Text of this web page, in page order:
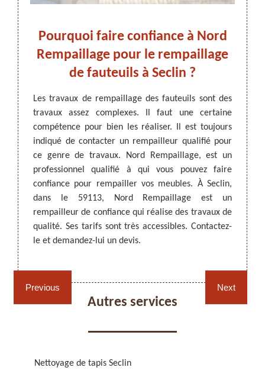
ARTISAN DEZITTER , REMPAILLAGE -
CANNAGE - RECOLLAGE, 59 NORD
chaises et sièges 59
Cannage fauteuil, chaises
et sièges 59
Previous
Des
les
pour
a la
alors
vous
Pourquoi faire confiance à Nord
Rempaillage pour le rempaillage
de fauteuils à Seclin ?
Les travaux de rempaillage des fauteuils sont des
travaux assez complexes. Il faut une certaine
compétence pour bien les réaliser. Il est toujours
indiqué de contacter un rempailleur qualifié pour
ce genre de travaux. Nord Rempaillage, est un
professionnel qualifié à qui vous pouvez faire
confiance pour rempailler vos meubles. À Seclin,
dans le 59113, Nord Rempaillage est un
rempailleur de confiance qui réalise des travaux de
qualité. Ses tarifs sont très accessibles. Contactez-
le et demandez-lui un devis.
à un
une
Si
vous
faire,
Next
Autres services
Nettoyage de tapis Seclin